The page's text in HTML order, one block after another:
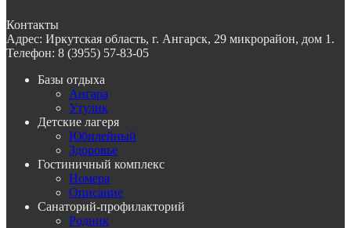
Контакты
Адрес: Иркутская область, г. Ангарск, 29 микрорайон, дом 1.
Телефон: 8 (3955) 57-83-05
Базы отдыха
Ангара
Утулик
Детские лагеря
Юбилейный
Здоровье
Гостиничный комплекс
Номера
Описание
Санаторий-профилакторий
Родник